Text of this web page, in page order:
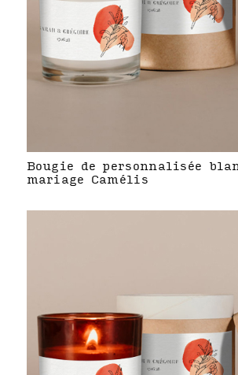
Bougie de personnalisée
mariage Camélis